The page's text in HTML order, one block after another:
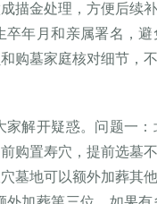
描金处理，方便后续
年月和亲属署名，
购墓家庭核对细节，不
解开疑惑。问题一
购置寿穴，提前选墓
墓地可以额外加葬其